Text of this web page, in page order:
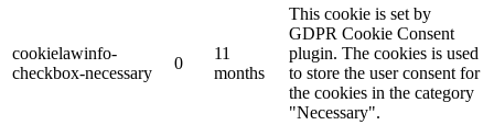
cookielawinfo-
checkbox-necessary
0
11
months
This cookie is set by
GDPR Cookie Consent
plugin. The cookies is used
to store the user consent for
the cookies in the category
"Necessary".